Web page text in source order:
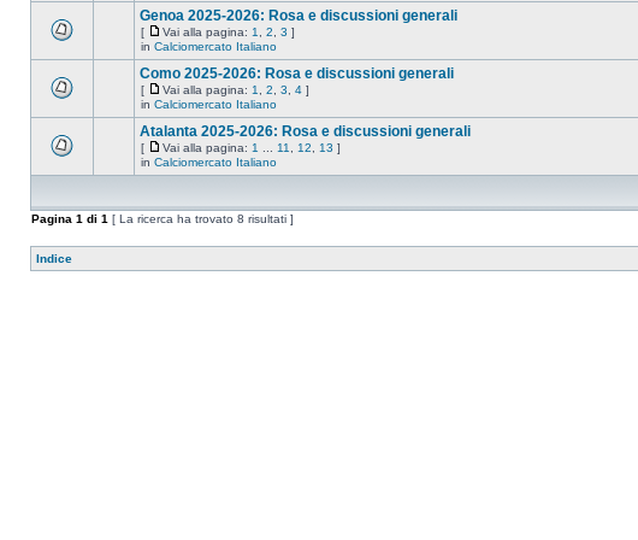
Genoa 2025-2026: Rosa e discussioni generali
[ Vai alla pagina: 1 2 3 ]
in Calciomercato Italiano
Como 2025-2026: Rosa e discussioni generali
[ Vai alla pagina: 1 2 3 4 ]
in Calciomercato Italiano
Atalanta 2025-2026: Rosa e discussioni generali
[ Vai alla pagina: 1 11 12 13 ]
in Calciomercato Italiano
Pagina 1 di 1 [ La ricerca ha trovato 8 risultati ]
Indice